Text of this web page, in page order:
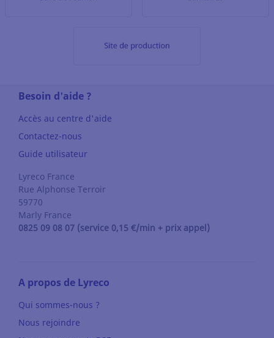
Besoin d'aide ?
Accès au centre d'aide
Contactez-nous
Guide utilisateur
Lyreco France
Rue Alphonse Terroir
59770
Marly France
0825 09 08 07 (service 0,15 €/min + prix appel)
A propos de Lyreco
Qui sommes-nous ?
Nous rejoindre